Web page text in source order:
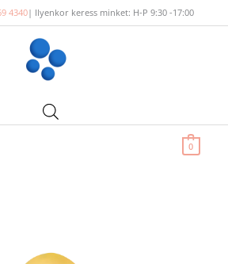
4340| Ilyenkor keress minket: H-P 9:30 -17:00
0